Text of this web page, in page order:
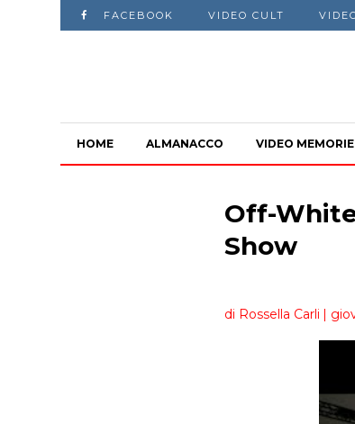
FACEBOOK VIDEO CULT
HOME ALMANACCO VIDEO MEMORIE
Off-
Show
di Rossella Carli |